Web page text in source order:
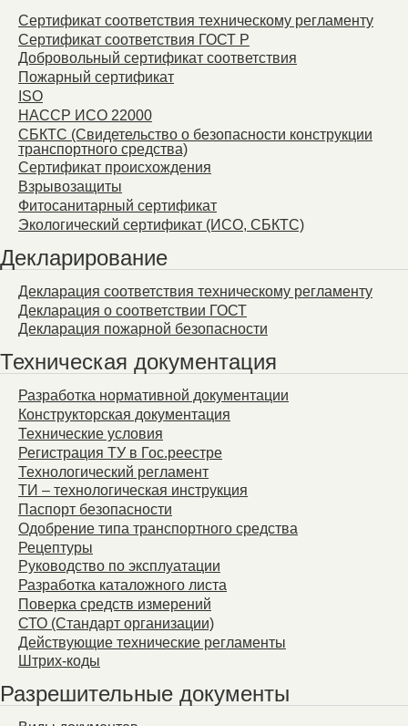
Сертификат соответствия техническому регламенту
Сертификат соответствия ГОСТ Р
Добровольный сертификат соответствия
Пожарный сертификат
ISO
HACCP ИСО 22000
СБКТС (Свидетельство о безопасности конструкции
транспортного средства)
Сертификат происхождения
Взрывозащиты
Фитосанитарный сертификат
Экологический сертификат (ИСО, СБКТС)
Декларирование
Декларация соответствия техническому регламенту
Декларация о соответствии ГОСТ
Декларация пожарной безопасности
Техническая документация
Разработка нормативной документации
Конструкторская документация
Технические условия
Регистрация ТУ в Гос.реестре
Технологический регламент
ТИ – технологическая инструкция
Паспорт безопасности
Одобрение типа транспортного средства
Рецептуры
Руководство по эксплуатации
Разработка каталожного листа
Поверка средств измерений
СТО (Стандарт организации)
Действующие технические регламенты
Штрих-коды
Разрешительные документы